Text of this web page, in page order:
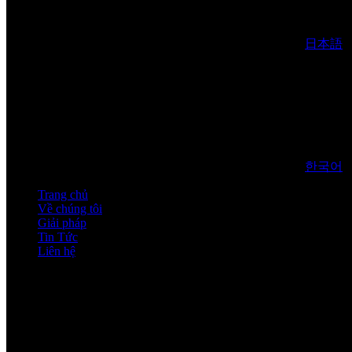
日本語
한국어
Trang chủ
Về chúng tôi
Giải pháp
Tin Tức
Liên hệ